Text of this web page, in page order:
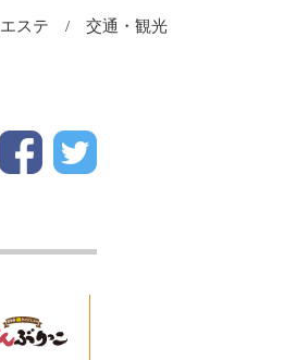
エステ 交通・観光